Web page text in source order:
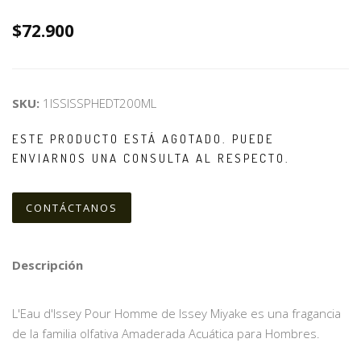
$72.900
SKU: 1ISSISSPHEDT200ML
ESTE PRODUCTO ESTÁ AGOTADO. PUEDE
ENVIARNOS UNA CONSULTA AL RESPECTO.
CONTÁCTANOS
Descripción
L'Eau d'Issey Pour Homme de Issey Miyake es una fragancia
de la familia olfativa Amaderada Acuática para Hombres.